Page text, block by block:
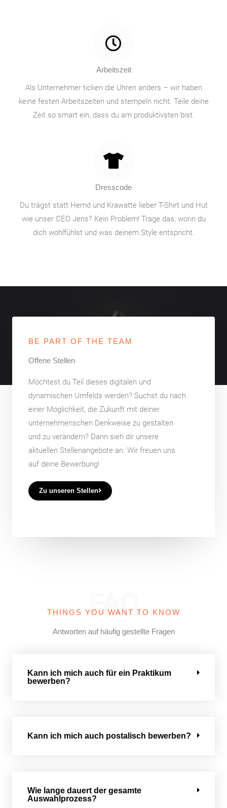
Arbeitszeit
Als Unternehmer ticken die Uhren anders – wir haben
keine festen Arbeitszeiten und stempeln nicht. Teile deine
Zeit so smart ein, dass du am produktivsten bist.
Dresscode
Du trägst statt Hemd und Krawatte lieber T-Shirt und Hut
wie unser CEO Jens? Kein Problem! Trage das, worin du
dich wohlfühlst und was deinem Style entspricht.
BE PART OF THE TEAM
Offene Stellen
Möchtest du Teil dieses digitalen und
dynamischen Umfelds werden? Suchst du nach
einer Möglichkeit, die Zukunft mit deiner
unternehmerischen Denkweise zu gestalten
und zu verändern? Dann sieh dir unsere
aktuellen Stellenangebote an. Wir freuen uns
auf deine Bewerbung!
Zu unseren Stellen
FAQ
THINGS YOU WANT TO KNOW
Antworten auf häufig gestellte Fragen
Kann ich mich auch für ein Praktikum
bewerben?
Kann ich mich auch postalisch bewerben?
Wie lange dauert der gesamte
Auswahlprozess?